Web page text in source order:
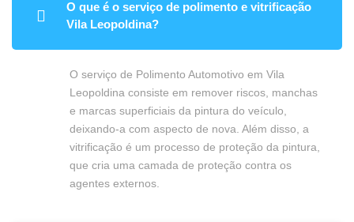
O que é o serviço de polimento e vitrificação
Vila Leopoldina?
O serviço de Polimento Automotivo em Vila
Leopoldina consiste em remover riscos, manchas
e marcas superficiais da pintura do veículo,
deixando-a com aspecto de nova. Além disso, a
vitrificação é um processo de proteção da pintura,
que cria uma camada de proteção contra os
agentes externos.